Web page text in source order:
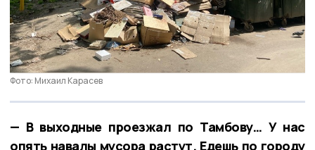
Фото: Михаил Карасев
— В выходные проезжал по Тамбову… У нас
опять навалы мусора растут. Едешь по городу